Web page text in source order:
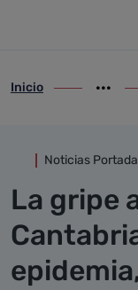
ir-a inicio
Inicio
Noticias Portada
La gripe